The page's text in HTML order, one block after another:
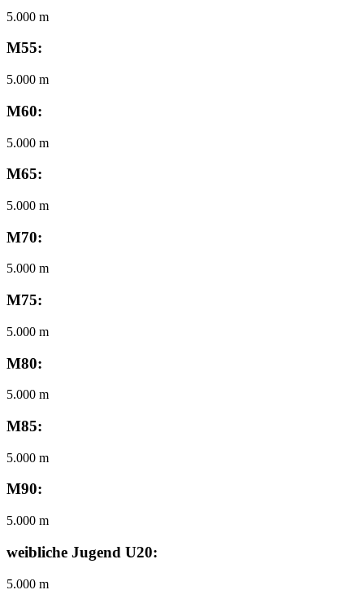
5.000 m
M55:
5.000 m
M60:
5.000 m
M65:
5.000 m
M70:
5.000 m
M75:
5.000 m
M80:
5.000 m
M85:
5.000 m
M90:
5.000 m
weibliche Jugend U20:
5.000 m